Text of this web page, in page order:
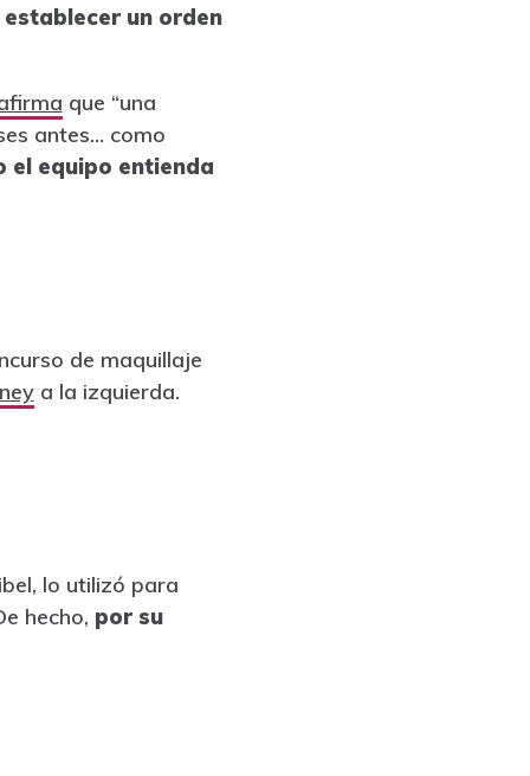
un orden
que “una
antes… como
el equipo entienda
de maquillaje
a la izquierda.
lo utilizó para
hecho, por su